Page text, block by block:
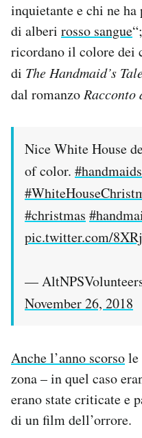
inquietante e chi ne ha
di alberi rosso sangue
ricordano il colore dei
di The Handmaid’s
dal romanzo Racconto
Nice White House
of color.
#christmas
pic.twitter.com/
—
November 26, 2018
Anche l’anno scorsole
zona – in quel caso
erano state criticate e
di un film dell’orrore.